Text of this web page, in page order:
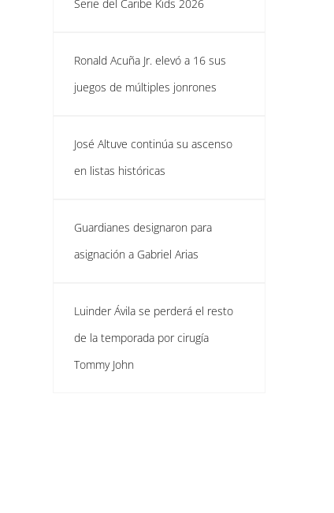
Serie del Caribe Kids 2026
Ronald Acuña Jr. elevó a 16 sus
juegos de múltiples jonrones
José Altuve continúa su ascenso
en listas históricas
Guardianes designaron para
asignación a Gabriel Arias
Luinder Ávila se perderá el resto
de la temporada por cirugía
Tommy John